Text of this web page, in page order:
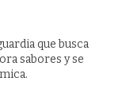
que busca
sabores y se